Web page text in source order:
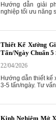
Hướng dẫn giải
nghiệp tối ưu năng
Thiết Kế Xưởng
Tấn/Ngày Chuẩn 5
22/04/2026
Hướng dẫn thiết kế
3-5 tấn/ngày. Tư
Kinh Nghiệm Mở